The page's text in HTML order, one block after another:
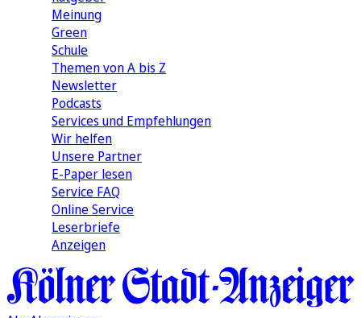
Meinung
Green
Schule
Themen von A bis Z
Newsletter
Podcasts
Services und Empfehlungen
Wir helfen
Unsere Partner
E-Paper lesen
Service FAQ
Online Service
Leserbriefe
Anzeigen